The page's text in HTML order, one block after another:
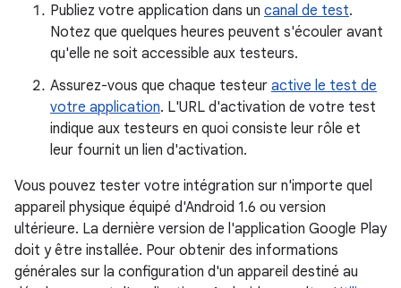
Publiez votre application dans un canal de test.
Notez que quelques heures peuvent s'écouler avant
qu'elle ne soit accessible aux testeurs.
Assurez-vous que chaque testeur active le test de
votre application. L'URL d'activation de votre test
indique aux testeurs en quoi consiste leur rôle et
leur fournit un lien d'activation.
Vous pouvez tester votre intégration sur n'importe quel
appareil physique équipé d'Android 1.6 ou version
ultérieure. La dernière version de l'application Google Play
doit y être installée. Pour obtenir des informations
générales sur la configuration d'un appareil destiné au